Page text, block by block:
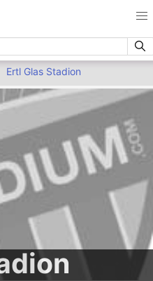
Ertl Glas Stadion